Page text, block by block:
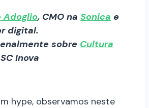
Adoglio, CMO na Sonica e
digital.
sobre Cultura
Inova
hype, observamos neste